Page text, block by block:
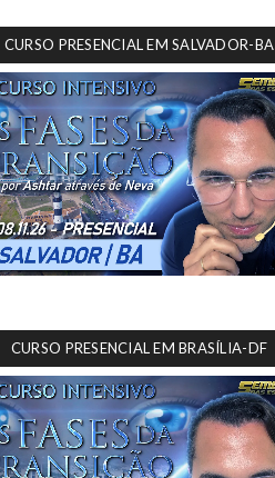
CURSO PRESENCIAL EM SALVADOR-BA
CURSO PRESENCIAL EM BRASÍLIA-DF